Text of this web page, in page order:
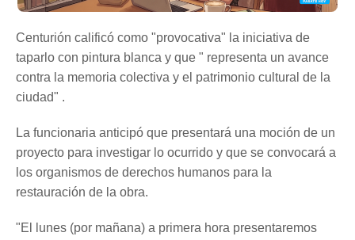
Centurión calificó como "provocativa" la iniciativa de
taparlo con pintura blanca y que " representa un avance
contra la memoria colectiva y el patrimonio cultural de la
ciudad" .
La funcionaria anticipó que presentará una moción de un
proyecto para investigar lo ocurrido y que se convocará a
los organismos de derechos humanos para la
restauración de la obra.
"El lunes (por mañana) a primera hora presentaremos